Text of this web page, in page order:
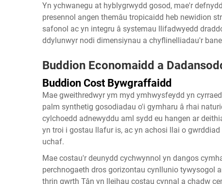
Yn ychwanegu at hyblygrwydd gosod, mae'r
presennol angen themâu tropicaidd heb newidion
safonol ac yn integru â systemau llifadwyedd
ddylunwyr nodi dimensiynau a chyflinelliadau'r
Buddion Economaidd a
Buddion Cost Bywgraffaidd
Mae gweithredwyr ym myd ymhwysfeydd yn
palm synthetig gosodiadau o'i gymharu â rhai
cylchoedd adnewyddu aml sydd eu hangen ar
yn troi i gostau llafur is, ac yn achosi llai o
uchaf.
Mae costau'r deunydd cychwynnol yn dangos
perchnogaeth dros gorizontau cynllunio tywysogol
thrin gwrth Tân yn lleihau costau cynnal a chadw